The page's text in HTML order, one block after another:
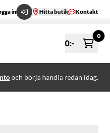
in Hitta butik Kontakt
0:-
0
och börja handla redan idag.